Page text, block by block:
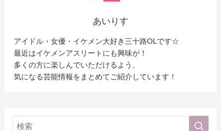
あいりす
アイドル・女優・イケメン大好き三十路OLです☆
最近はイケメンアスリートにも興味が！
多くの方に楽しんでいただけるよう、
気になる芸能情報をまとめてご紹介しています！